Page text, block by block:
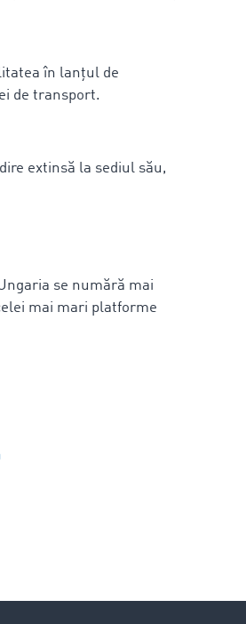
în lanțul de
de transport.
extinsă la sediul său,
se numără mai
mai mari platforme